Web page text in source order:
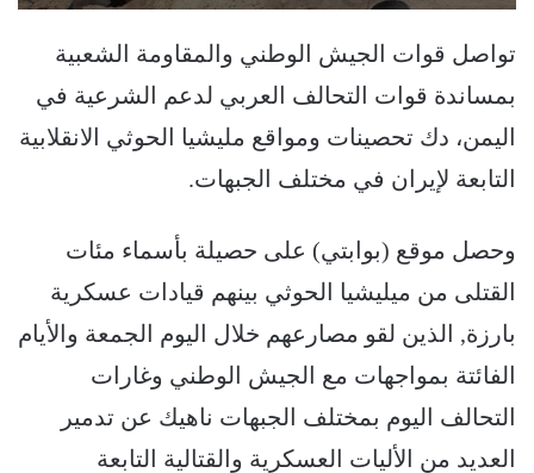
تواصل قوات الجيش الوطني والمقاومة الشعبية
بمساندة قوات التحالف العربي لدعم الشرعية في
اليمن، دك تحصينات ومواقع مليشيا الحوثي الانقلابية
التابعة لإيران في مختلف الجبهات.
وحصل موقع (بوابتي) على حصيلة بأسماء مئات
القتلى من ميليشيا الحوثي بينهم قيادات عسكرية
بارزة, الذين لقو مصارعهم خلال اليوم الجمعة والأيام
الفائتة بمواجهات مع الجيش الوطني وغارات
التحالف اليوم بمختلف الجبهات ناهيك عن تدمير
العديد من الأليات العسكرية والقتالية التابعة